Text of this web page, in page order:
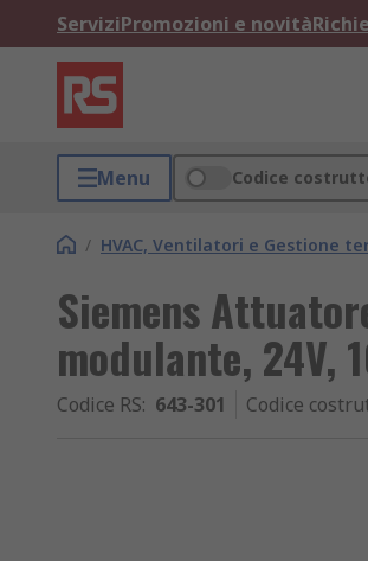
ServiziPromozioni e novità
Menu Codice
/ HVAC, Ventilatori e Gestione
Siemens
modulante, 24V,
Codice RS: 643-301 Codice